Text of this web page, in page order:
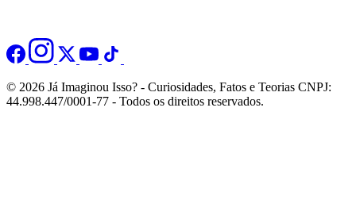
© 2026 Já Imaginou Isso? - Curiosidades, Fatos e Teorias CNPJ:
44.998.447/0001-77 - Todos os direitos reservados.